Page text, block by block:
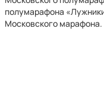
полумарафона
Московского марафона.